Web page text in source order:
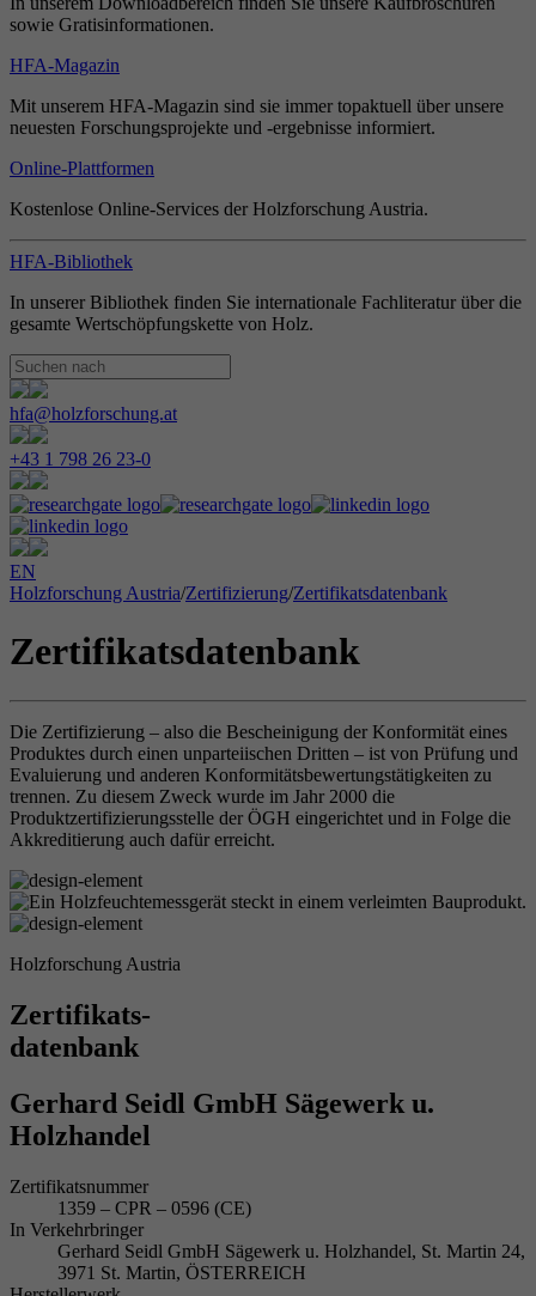
sowie Gratisinformationen.
HFA-Magazin
Mit unserem HFA-Magazin sind sie immer topaktuell über unsere
neuesten Forschungsprojekte und -ergebnisse informiert.
Online-Plattformen
Kostenlose Online-Services der Holzforschung Austria.
HFA-Bibliothek
In unserer Bibliothek finden Sie internationale Fachliteratur über die
gesamte Wertschöpfungskette von Holz.
hfa@holzforschung.at
+43 1 798 26 23-0
EN
Holzforschung Austria/Zertifizierung/Zertifikatsdatenbank
Zertifikatsdatenbank
Die Zertifizierung – also die Bescheinigung der Konformität eines
Produktes durch einen unparteiischen Dritten – ist von Prüfung und
Evaluierung und anderen Konformitätsbewertungstätigkeiten zu
trennen. Zu diesem Zweck wurde im Jahr 2000 die
Produktzertifizierungsstelle der ÖGH eingerichtet und in Folge die
Akkreditierung auch dafür erreicht.
Holzforschung Austria
Zertifikats-
datenbank
Gerhard Seidl GmbH Sägewerk u.
Holzhandel
Zertifikatsnummer
1359 – CPR – 0596 (CE)
In Verkehrbringer
Gerhard Seidl GmbH Sägewerk u. Holzhandel, St. Martin 24,
3971 St. Martin, ÖSTERREICH